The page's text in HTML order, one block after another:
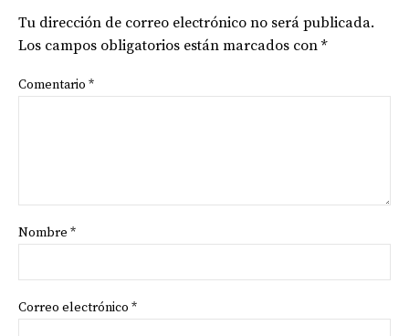
Tu dirección de correo electrónico no será publicada.
Los campos obligatorios están marcados con *
Comentario *
Nombre *
Correo electrónico *